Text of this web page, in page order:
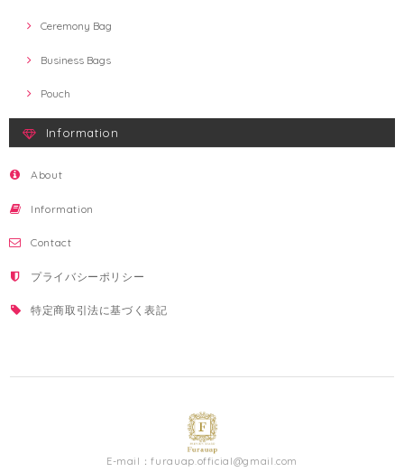
Ceremony Bag
Business Bags
Pouch
Information
About
Information
Contact
プライバシーポリシー
特定商取引法に基づく表記
E-mail：furauap.official@gmail.com